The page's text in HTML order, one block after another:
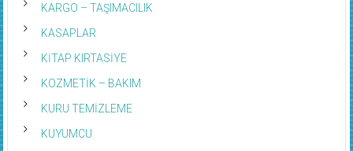
KARGO – TAŞIMACILIK
KASAPLAR
KİTAP KIRTASİYE
KOZMETİK – BAKIM
KURU TEMİZLEME
KUYUMCU